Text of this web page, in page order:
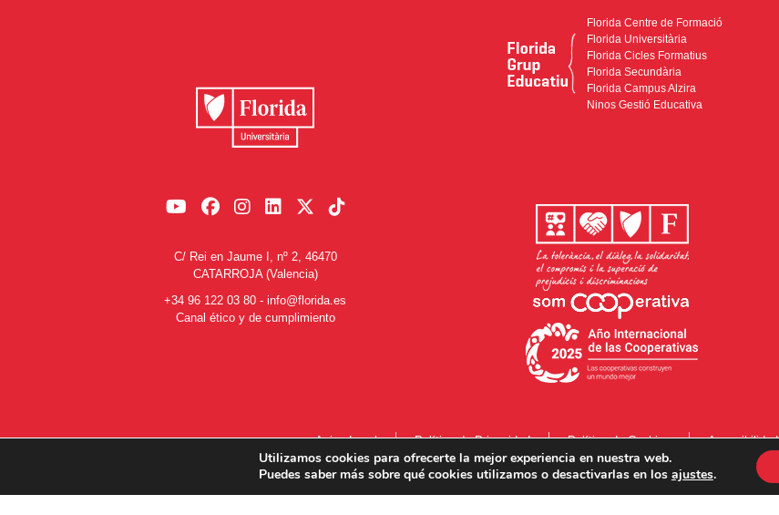
C/ Rei en Jaume I, nº 2, 46470
CATARROJA (Valencia)
+34 96 122 03 80 - info@florida.es
Canal ético y de cumplimiento
Florida Centre de Formació
Florida Universitària
Florida Cicles Formatius
Florida Secundària
Florida Campus Alzira
Ninos Gestió Educativa
Aviso Legal Política de Privacidad Política de Cookies Accesibilidad
Utilizamos cookies para ofrecerte la mejor experiencia en nuestra web.
Puedes saber más sobre qué cookies utilizamos o desactivarlas en los ajustes.